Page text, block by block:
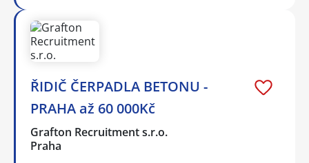
ŘIDIČ ČERPADLA BETONU -
PRAHA až 60 000Kč
Grafton Recruitment s.r.o.
Praha